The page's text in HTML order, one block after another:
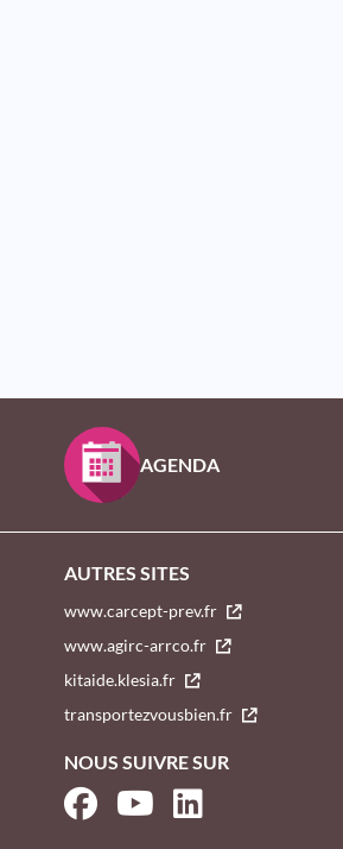
AGENDA
AUTRES SITES
www.carcept-prev.fr
www.agirc-arrco.fr
kitaide.klesia.fr
transportezvousbien.fr
NOUS SUIVRE SUR
Facebook YouTube